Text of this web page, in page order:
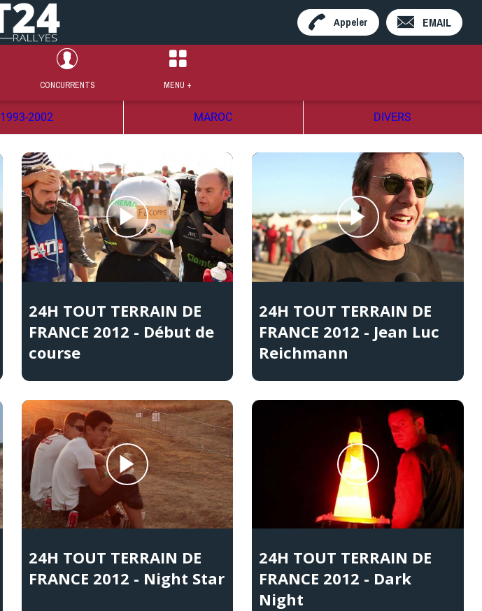
Appeler EMAIL
CONCURRENTS MENU +
1993-2002 MAROC DIVERS
24H TOUT TERRAIN DE
FRANCE 2012 - Début de
course
24H TOUT TERRAIN DE
FRANCE 2012 - Jean Luc
Reichmann
24H TOUT TERRAIN DE
FRANCE 2012 - Night Star
24H TOUT TERRAIN DE
FRANCE 2012 - Dark
Night